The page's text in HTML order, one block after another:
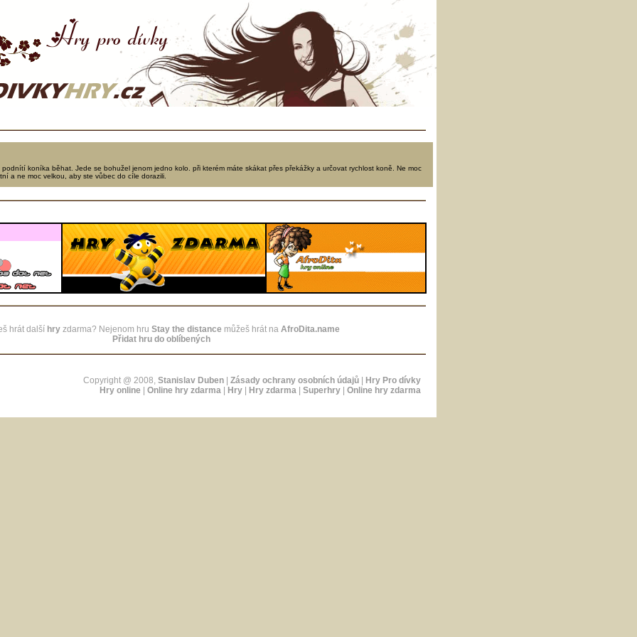
koníka běhat. Jede se bohužel jenom jedno kolo. při kterém máte skákat přes překážky a určovat rychlost koně. Ne moc
a ne moc velkou, aby ste vůbec do cíle dorazili.
hrát další hry zdarma? Nejenom hru Stay the distance můžeš hrát na AfroDita.name
Přidat hru do oblíbených
Copyright @ 2008, Stanislav Duben Zásady ochrany osobních údajů
Hry Pro dívky
Hry online
Online hry zdarma Hry Hry zdarma Superhry Online hry zdarma